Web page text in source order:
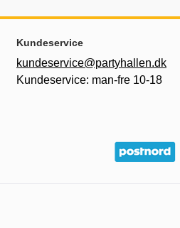
og links
Kundeservice
kundeservice@partyhallen.dk
Kundeservice: man-fre 10-18